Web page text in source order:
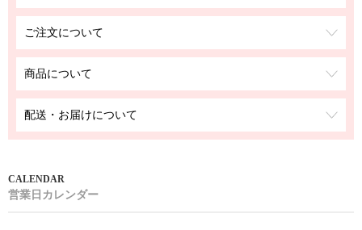
ご注文について
商品について
配送・お届けについて
営業日カレンダー